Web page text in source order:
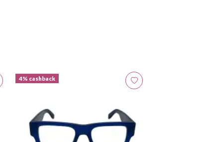
4% cashback